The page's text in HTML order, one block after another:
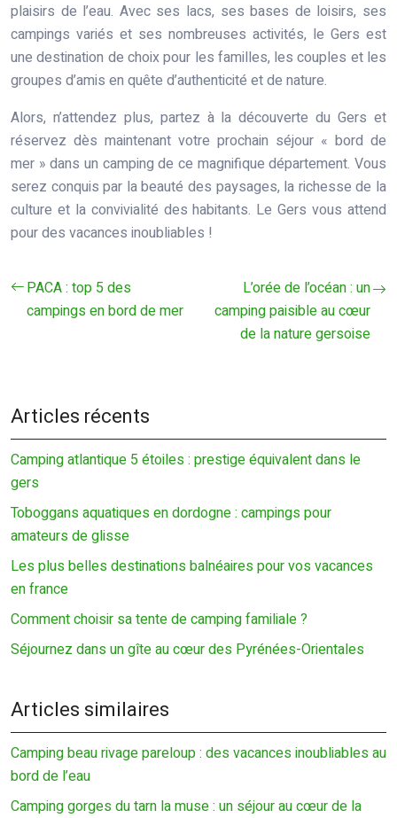
plaisirs de l’eau. Avec ses lacs, ses bases de loisirs, ses
campings variés et ses nombreuses activités, le Gers est
une destination de choix pour les familles, les couples et les
groupes d’amis en quête d’authenticité et de nature.
Alors, n’attendez plus, partez à la découverte du Gers et
réservez dès maintenant votre prochain séjour « bord de
mer » dans un camping de ce magnifique département. Vous
serez conquis par la beauté des paysages, la richesse de la
culture et la convivialité des habitants. Le Gers vous attend
pour des vacances inoubliables !
PACA : top 5 des
campings en bord de mer
L’orée de l’océan : un
camping paisible au cœur
de la nature gersoise
Articles récents
Camping atlantique 5 étoiles : prestige équivalent dans le
gers
Toboggans aquatiques en dordogne : campings pour
amateurs de glisse
Les plus belles destinations balnéaires pour vos vacances
en france
Comment choisir sa tente de camping familiale ?
Séjournez dans un gîte au cœur des Pyrénées-Orientales
Articles similaires
Camping beau rivage pareloup : des vacances inoubliables au
bord de l’eau
Camping gorges du tarn la muse : un séjour au cœur de la